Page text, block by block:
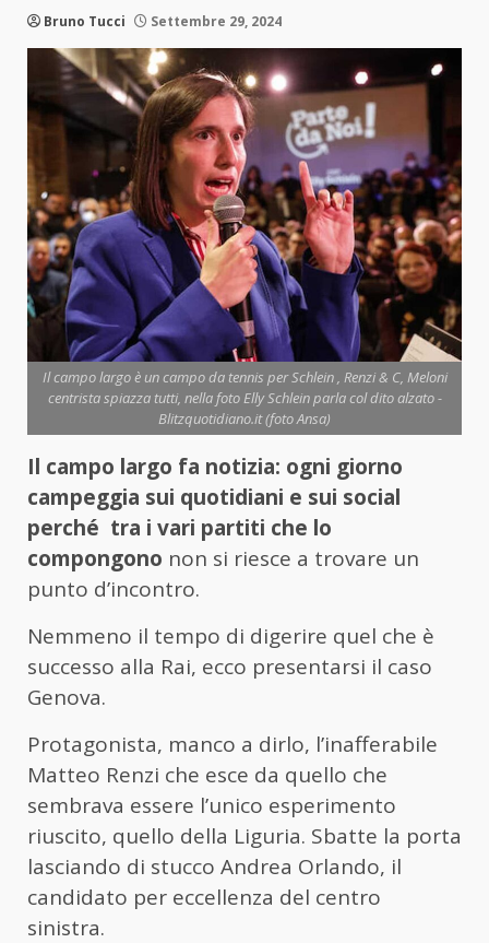
Bruno Tucci Settembre 29, 2024
Il campo largo è un campo da tennis per Schlein , Renzi & C, Meloni
centrista spiazza tutti, nella foto Elly Schlein parla col dito alzato -
Blitzquotidiano.it (foto Ansa)
Il campo largo fa notizia: ogni giorno
campeggia sui quotidiani e sui social
perché tra i vari partiti che lo
compongono non si riesce a trovare un
punto d’incontro.
Nemmeno il tempo di digerire quel che è
successo alla Rai, ecco presentarsi il caso
Genova.
Protagonista, manco a dirlo, l’inafferabile
Matteo Renzi che esce da quello che
sembrava essere l’unico esperimento
riuscito, quello della Liguria. Sbatte la porta
lasciando di stucco Andrea Orlando, il
candidato per eccellenza del centro
sinistra.